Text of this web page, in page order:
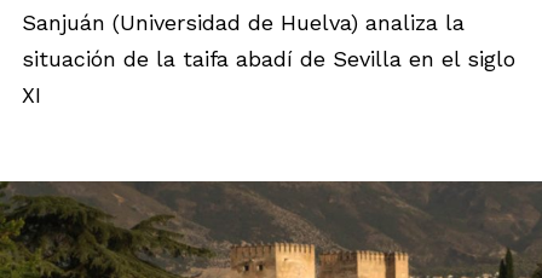
Sanjuán (Universidad de Huelva) analiza la
situación de la taifa abadí de Sevilla en el siglo
XI